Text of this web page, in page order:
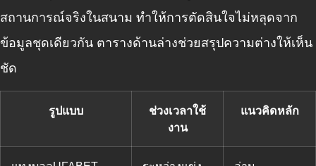
สถานการณ์จริงในสนาม ทำให้การตัดสินใจไม่หลุดจาก
ข้อมูลชุดเดียวกัน ตารางด้านล่างช่วยสรุปความต่างให้เห็น
ชัด
รูปแบบ
ช่วงเวลาใช้
งาน
แนวคิดหลัก